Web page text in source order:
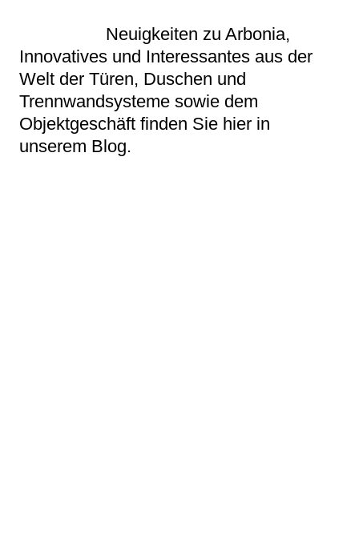
Neuigkeiten zu Arbonia,
Innovatives und Interessantes aus der
Welt der Türen, Duschen und
Trennwandsysteme sowie dem
Objektgeschäft finden Sie hier in
unserem Blog.